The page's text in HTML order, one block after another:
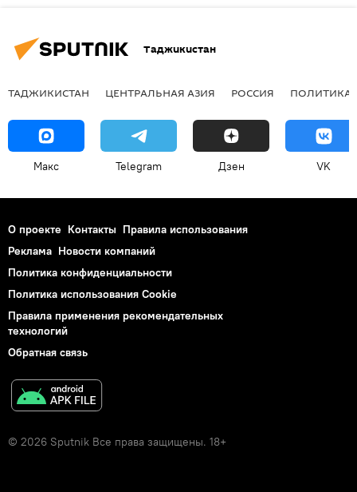
Таджикистан
ТАДЖИКИСТАН ЦЕНТРАЛЬНАЯ АЗИЯ РОССИЯ ПОЛИТИКА
Макс Telegram Дзен VK
О проекте Контакты Правила использования
Реклама Новости компаний
Политика конфиденциальности
Политика использования Cookie
Правила применения рекомендательных
технологий
Обратная связь
© 2026 Sputnik Все права защищены. 18+